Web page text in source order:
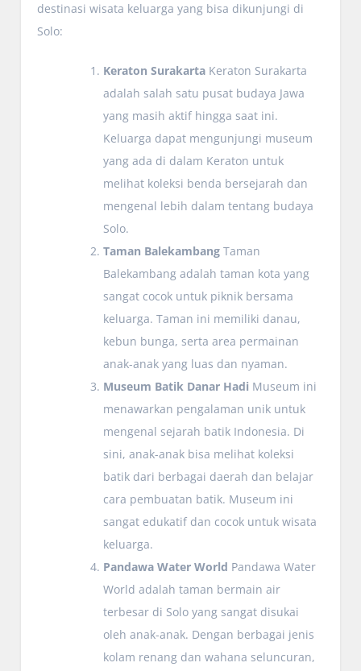
destinasi wisata keluarga yang bisa dikunjungi di
Solo:
Keraton Surakarta Keraton Surakarta
adalah salah satu pusat budaya Jawa
yang masih aktif hingga saat ini.
Keluarga dapat mengunjungi museum
yang ada di dalam Keraton untuk
melihat koleksi benda bersejarah dan
mengenal lebih dalam tentang budaya
Solo.
Taman Balekambang Taman
Balekambang adalah taman kota yang
sangat cocok untuk piknik bersama
keluarga. Taman ini memiliki danau,
kebun bunga, serta area permainan
anak-anak yang luas dan nyaman.
Museum Batik Danar Hadi Museum ini
menawarkan pengalaman unik untuk
mengenal sejarah batik Indonesia. Di
sini, anak-anak bisa melihat koleksi
batik dari berbagai daerah dan belajar
cara pembuatan batik. Museum ini
sangat edukatif dan cocok untuk wisata
keluarga.
Pandawa Water World Pandawa Water
World adalah taman bermain air
terbesar di Solo yang sangat disukai
oleh anak-anak. Dengan berbagai jenis
kolam renang dan wahana seluncuran,